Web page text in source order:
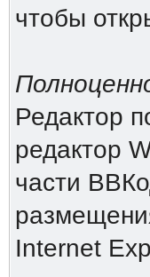
чтобы
Редактор
редактор
части
Internet